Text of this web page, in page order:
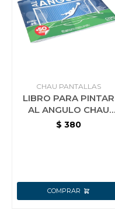
CHAU PANTALLAS
LIBRO PARA PINTAR
AL ANGULO CHAU
PANTALLA
$ 380